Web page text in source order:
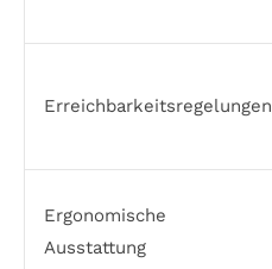
Erreichbarkeitsregelungen
Ergonomische
Ausstattung